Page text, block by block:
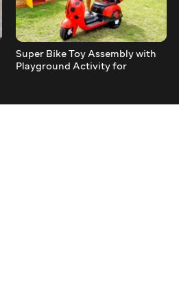
Super Bike Toy Assembly with
Playground Activity for